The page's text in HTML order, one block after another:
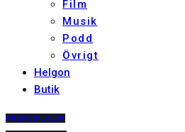
Film
Musik
Podd
Övrigt
Helgon
Butik
PRENUMERERA